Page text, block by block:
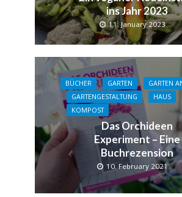
ins Jahr 2023
11. January 2023
BÜCHER GARTEN
GARTEN
GARTENGESTALTUNG
HAUS
KOMPOST
Das Orchideen
Experiment – Eine
Buchrezension
10. February 2021